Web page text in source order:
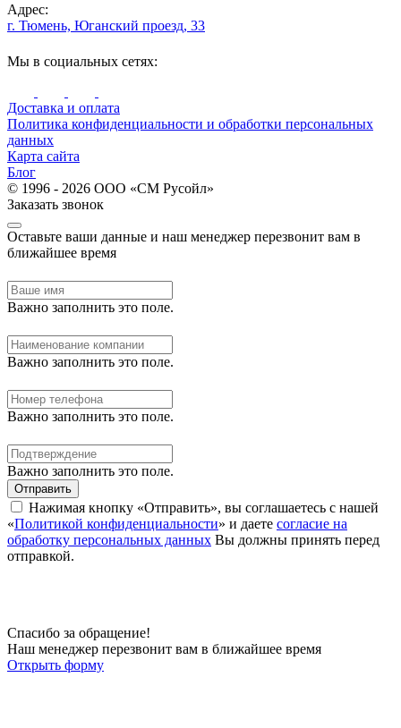
Адрес:
г. Тюмень, Юганский проезд, 33
Мы в социальных сетях:
Доставка и оплата
Политика конфиденциальности и обработки персональных
данных
Карта сайта
Блог
© 1996 - 2026 ООО «СМ Русойл»
Заказать звонок
Оставьте ваши данные и наш менеджер перезвонит вам в
ближайшее время
Важно заполнить это поле.
Важно заполнить это поле.
Важно заполнить это поле.
Важно заполнить это поле.
Отправить
Нажимая кнопку «Отправить», вы соглашаетесь с нашей
«Политикой конфиденциальности» и даете согласие на
обработку персональных данных Вы должны принять перед
отправкой.
Спасибо за обращение!
Наш менеджер перезвонит вам в ближайшее время
Открыть форму